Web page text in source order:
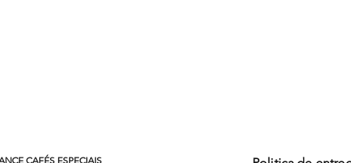
CAFÉS ESPECIAIS